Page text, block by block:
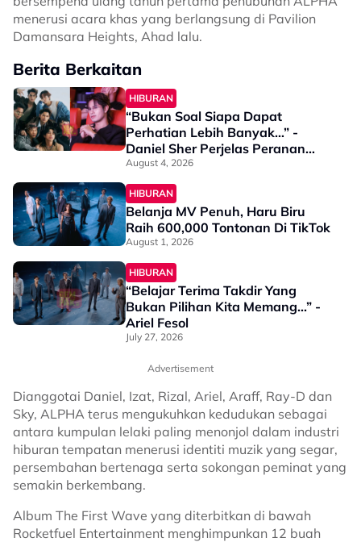
menerusi acara khas yang berlangsung di Pavilion
Damansara Heights, Ahad lalu.
Berita Berkaitan
HIBURAN
“Bukan Soal Siapa Dapat
Perhatian Lebih Banyak…” -
Daniel Sher Perjelas Peranan
Ketua ALPHA, Nafi Ahli Lain
Mahu 'Curi Spotlight'
August 4, 2026
HIBURAN
Belanja MV Penuh, Haru Biru
Raih 600,000 Tontonan Di TikTok
August 1, 2026
HIBURAN
“Belajar Terima Takdir Yang
Bukan Pilihan Kita Memang...” -
Ariel Fesol
July 27, 2026
Advertisement
Dianggotai Daniel, Izat, Rizal, Ariel, Araff, Ray-D dan
Sky, ALPHA terus mengukuhkan kedudukan sebagai
antara kumpulan lelaki paling menonjol dalam industri
hiburan tempatan menerusi identiti muzik yang segar,
persembahan bertenaga serta sokongan peminat yang
semakin berkembang.
Album The First Wave yang diterbitkan di bawah
Rocketfuel Entertainment menghimpunkan 12 buah